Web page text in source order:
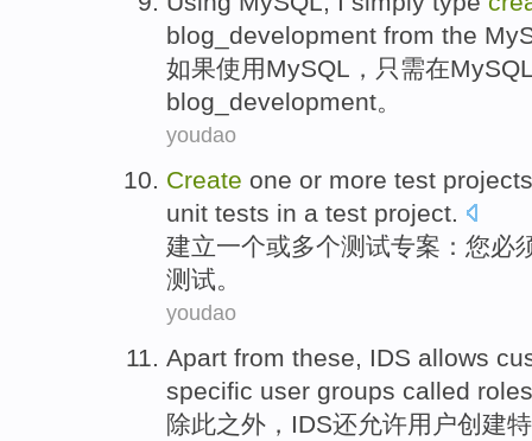
blog_development from the
如果使用MySQL ， 只需在
blog_development。
youdao
Create one or more test projects
unit tests in a test project.
建立一个或多个测试专案 ： 您必
测试。
youdao
Apart from these, IDS allows
specific user groups called roles
除此之外， IDS还允许用户创建